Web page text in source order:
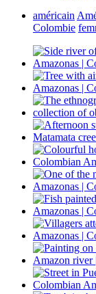
américain
Colombie